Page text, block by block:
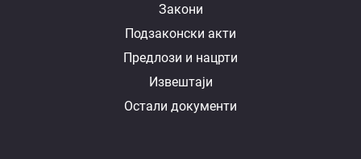
Закони
Подзаконски акти
Предлози и нацрти
Извештаји
Остали документи